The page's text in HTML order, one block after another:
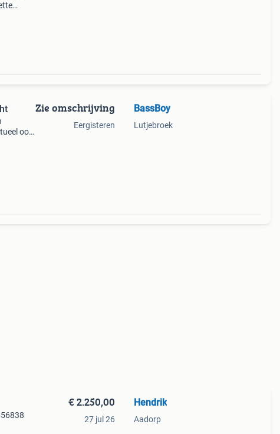
ook
Zie omschrijving
Eergisteren
BassBoy
Lutjebroek
€ 2.250,00
27 jul 26
Hendrik
Aadorp